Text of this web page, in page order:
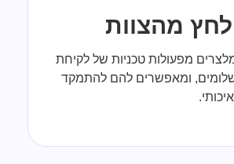
לחץ מהצוות
מפעולות טכניות של לקיחת
ומאפשרים להם להתמקד